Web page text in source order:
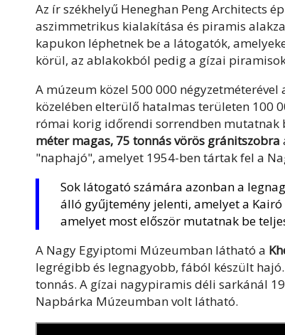
Az ír székhelyű Heneghan Peng Architects
aszimmetrikus kialakítása és piramis
kapukon léphetnek be a látogatók,
körül, az ablakokból pedig a gízai
A múzeum közel 500 000
közelében elterülő hatalmas területen 100
római korig időrendi sorrendben mutatnak
méter magas, 75 tonnás vörös gránitszobra
"naphajó", amelyet 1954-ben tártak fel a
Sok látogató számára azonban a
álló gyűjtemény jelenti, amelyet a
amelyet most először mutatnak be
A Nagy Egyiptomi Múzeumban látható a
legrégibb és legnagyobb, fából készült
tonnás. A gízai nagypiramis déli sarkánál
Napbárka Múzeumban volt látható.